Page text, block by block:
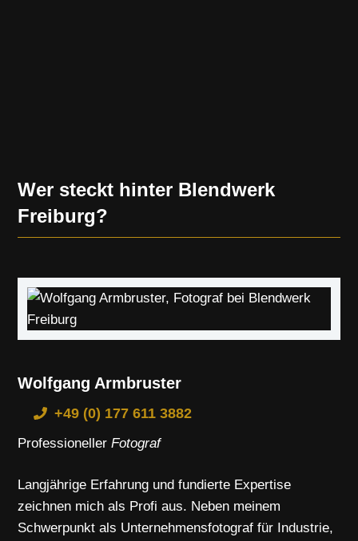
Wer steckt hinter Blendwerk
Freiburg?
Wolfgang Armbruster
+49 (0) 177 611 3882
ProfessionellerFotograf
Langjährige Erfahrung und fundierte Expertise
zeichnen mich als Profi aus. Neben meinem
Schwerpunkt als Unternehmensfotograf für Industrie,